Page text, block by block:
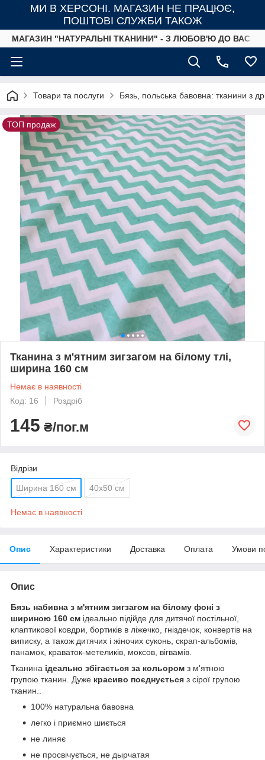
МИ В ХЕРСОНІ. МАГАЗИН НЕ ПРАЦЮЄ,
ПОШТОВІ СЛУЖБИ ТАКОЖ
МАГАЗИН "НАТУРАЛЬНІ ТКАНИНИ" - З ЛЮБОВ'Ю ДО ВАС
Товари та послуги Бязь, польська бавовна: тканини з
ТОП продаж
Тканина з м'ятним зигзагом на білому тлі,
ширина 160 см
Немає в наявності
Код: 16
Роздріб
145 ₴/пог.м
Відрізи
Ширина 160 см 40х50 см
Немає в наявності
Опис Характеристики Доставка Оплата Умови
Опис
Бязь набивна з м'ятним зигзагом на білому фоні з
шириною 160 см ідеально підійде для дитячої постільної,
клаптикової ковдри, бортиків в ліжечко, гніздечок, конвертів на
виписку, а також дитячих і жіночих суконь, скрап-альбомів,
панамок, краваток-метеликів, моксов, вігвамів.
Тканина ідеально збігається за кольором з м'ятною
групою тканин. Дуже красиво поєднується з сірої групою
тканин..
100% натуральна бавовна
легко і приємно шиється
не линяє
не просвічується, не дырчатая